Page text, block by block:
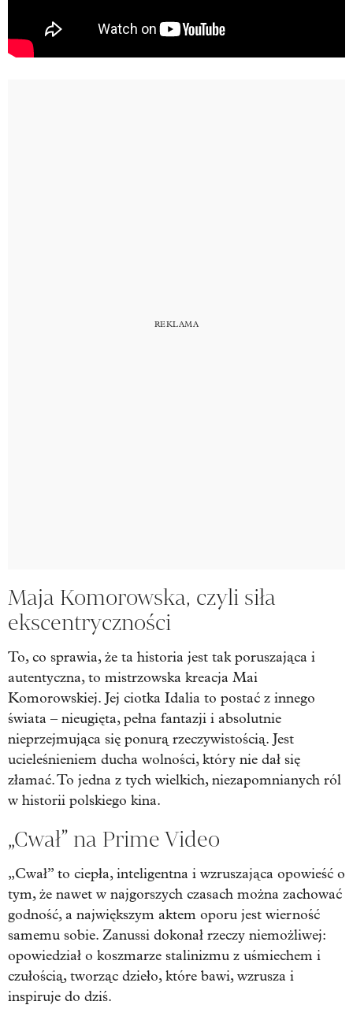
Maja Komorowska, czyli siła
ekscentryczności
To, co sprawia, że ta historia jest tak poruszająca i
autentyczna, to mistrzowska kreacja Mai
Komorowskiej. Jej ciotka Idalia to postać z innego
świata – nieugięta, pełna fantazji i absolutnie
nieprzejmująca się ponurą rzeczywistością. Jest
ucieleśnieniem ducha wolności, który nie dał się
złamać. To jedna z tych wielkich, niezapomnianych ról
w historii polskiego kina.
„Cwał” na Prime Video
„Cwał” to ciepła, inteligentna i wzruszająca opowieść o
tym, że nawet w najgorszych czasach można zachować
godność, a największym aktem oporu jest wierność
samemu sobie. Zanussi dokonał rzeczy niemożliwej:
opowiedział o koszmarze stalinizmu z uśmiechem i
czułością, tworząc dzieło, które bawi, wzrusza i
inspiruje do dziś.